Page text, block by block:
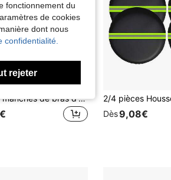
1 paire de manches de bras d'été (version ample), housses de manches de refroidissement respirantes, disponibles en gris/bleu/rose/noir/blanc, gants sans doigts de protection solaire, coupe ample pour femmes, conduite, cyclisme, accessoires de voiture, protection solaire pour voiture
Dès9,08€
fonctionnement du
de cookies
dont nous
confidentialité.
rejeter